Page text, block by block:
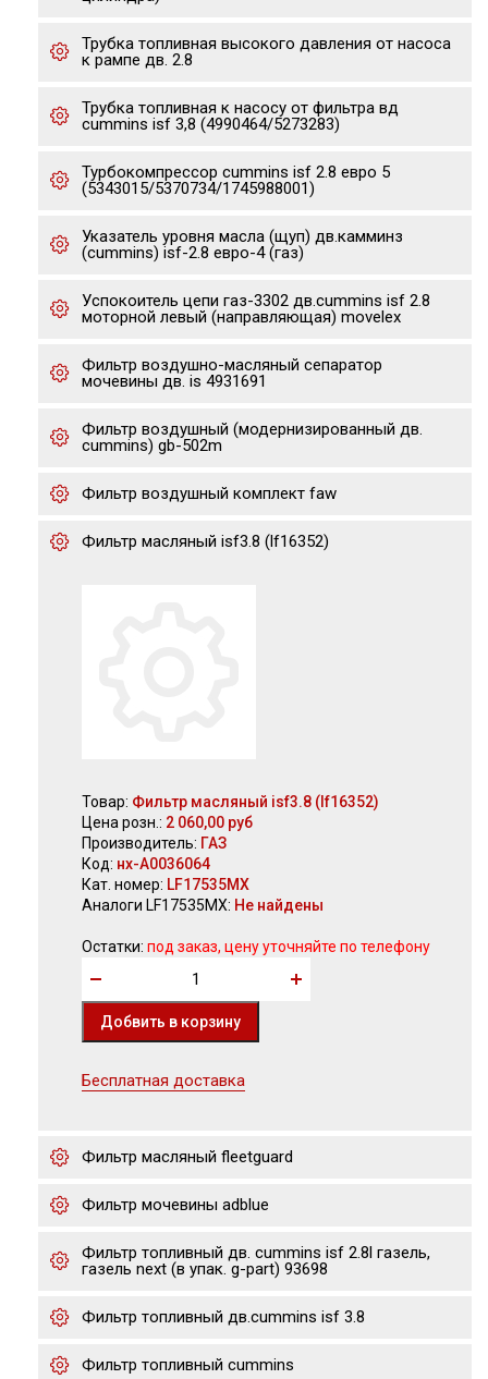
Трубка топливная высокого давления от насоса
к рампе дв. 2.8
Трубка топливная к насосу от фильтра вд
cummins isf 3,8 (4990464/5273283)
Турбокомпрессор cummins isf 2.8 евро 5
(5343015/5370734/1745988001)
Указатель уровня масла (щуп) дв.камминз
(cummins) isf-2.8 евро-4 (газ)
Успокоитель цепи газ-3302 дв.cummins isf 2.8
моторной левый (направляющая) movelex
Фильтр воздушно-масляный сепаратор
мочевины дв. is 4931691
Фильтр воздушный (модернизированный дв.
cummins) gb-502m
Фильтр воздушный комплект faw
Фильтр масляный isf3.8 (lf16352)
Товар: Фильтр масляный isf3.8 (lf16352)
Цена розн.: 2 060,00 руб
Производитель: ГАЗ
Код: нх-А0036064
Кат. номер: LF17535MX
Аналоги LF17535MX: Не найдены
Остатки: под заказ, цену уточняйте по телефону
Бесплатная доставка
Фильтр масляный fleetguard
Фильтр мочевины adblue
Фильтр топливный дв. cummins isf 2.8l газель,
газель next (в упак. g-part) 93698
Фильтр топливный дв.cummins isf 3.8
Фильтр топливный cummins